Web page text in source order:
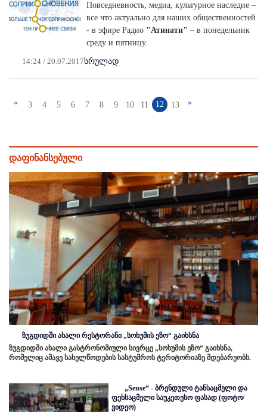
Повседневность, медиа, культурное наследие –
все что актуально для наших общественностей
- в эфире Радио "Атинати" – в понедельник
среду и пятницу.
14:24 / 20.07.2017სრულად
« 3 4 5 6 7 8 9 10 11 12 13 »
დაფინანსებული
ზუგდიდში ახალი რესტორანი „სოხუმის ეზო“ გაიხსნა
ზუგდიდში ახალი გასტრონომიული სივრცე „სოხუმის ეზო“ გაიხსნა,
რომელიც ამავე სახელწოდების სასტუმროს ტერიტორიაზე მდებარეობს.
„Sense“ - ბრენდული ტანსაცმელი და
ფეხსაცმელი საუკეთესო ფასად (ფოტო/
ვიდეო)